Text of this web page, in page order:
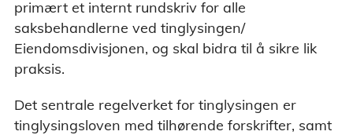
primært et internt rundskriv for alle
saksbehandlerne ved tinglysingen/
Eiendomsdivisjonen, og skal bidra til å sikre lik
praksis.
Det sentrale regelverket for tinglysingen er
tinglysingsloven med tilhørende forskrifter, samt